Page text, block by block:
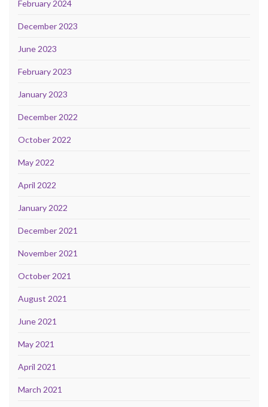
February 2024
December 2023
June 2023
February 2023
January 2023
December 2022
October 2022
May 2022
April 2022
January 2022
December 2021
November 2021
October 2021
August 2021
June 2021
May 2021
April 2021
March 2021